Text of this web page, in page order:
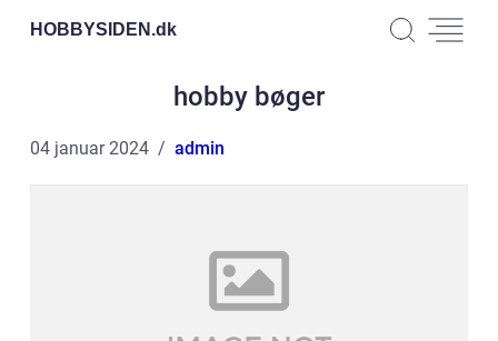
HOBBYSIDEN.dk
hobby bøger
04 januar 2024 admin